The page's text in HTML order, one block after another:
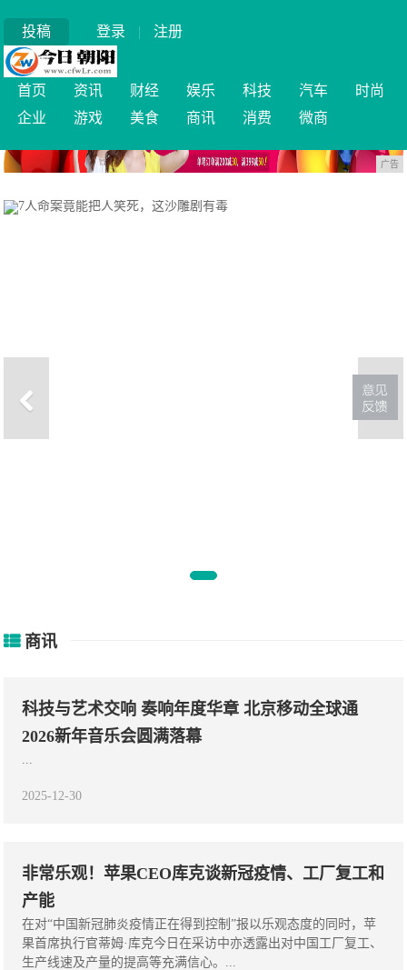
投稿 登录 | 注册
首页 资讯 财经 娱乐 科技 汽车
时尚
企业
游戏 美食 商讯 消费 微商
广告
商讯
科技与艺术交响 奏响年度华章 北京移动全球通
2026新年音乐会圆满落幕
...
2025-12-30
非常乐观！苹果CEO库克谈新冠疫情、工厂复工和
产能
在对“中国新冠肺炎疫情正在得到控制”报以乐观态度的同时，苹
果首席执行官蒂姆·库克今日在采访中亦透露出对中国工厂复工、
生产线速及产量的提高等充满信心。...